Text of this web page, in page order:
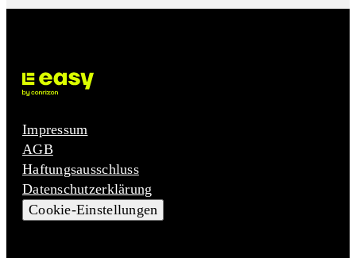
Impressum
AGB
Haftungsausschluss
Datenschutzerklärung
Cookie-Einstellungen